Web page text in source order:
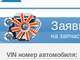
на
VIN номер автомобиля: